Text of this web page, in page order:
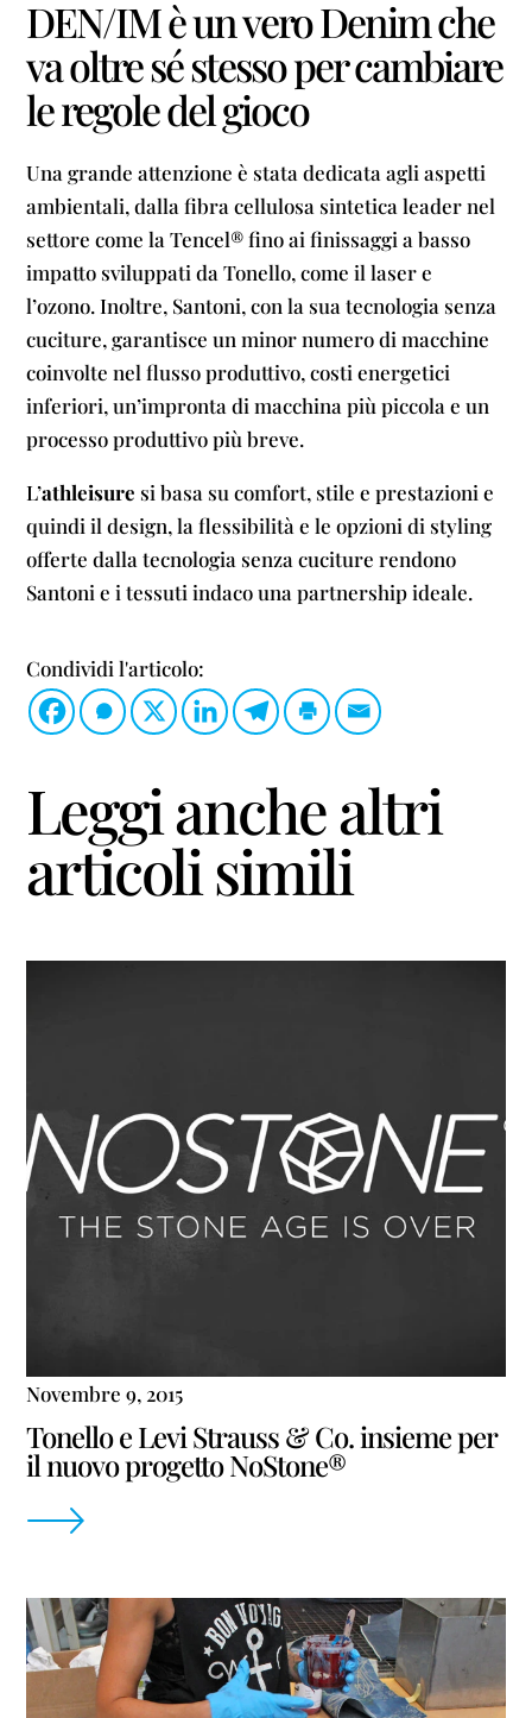
DEN/IM è un vero Denim che
va oltre sé stesso per cambiare
le regole del gioco
Una grande attenzione è stata dedicata agli aspetti
ambientali, dalla fibra cellulosa sintetica leader nel
settore come la Tencel® fino ai finissaggi a basso
impatto sviluppati da Tonello, come il laser e
l’ozono. Inoltre, Santoni, con la sua tecnologia senza
cuciture, garantisce un minor numero di macchine
coinvolte nel flusso produttivo, costi energetici
inferiori, un’impronta di macchina più piccola e un
processo produttivo più breve.
L’athleisure si basa su comfort, stile e prestazioni e
quindi il design, la flessibilità e le opzioni di styling
offerte dalla tecnologia senza cuciture rendono
Santoni e i tessuti indaco una partnership ideale.
Condividi l'articolo:
Leggi anche altri
articoli simili
Novembre 9, 2015
Tonello e Levi Strauss & Co. insieme per
il nuovo progetto NoStone®